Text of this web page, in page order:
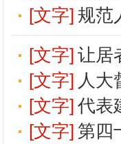
[文字] 规范
[文字] 让居
[文字] 人
[文字] 代表
[文字] 第